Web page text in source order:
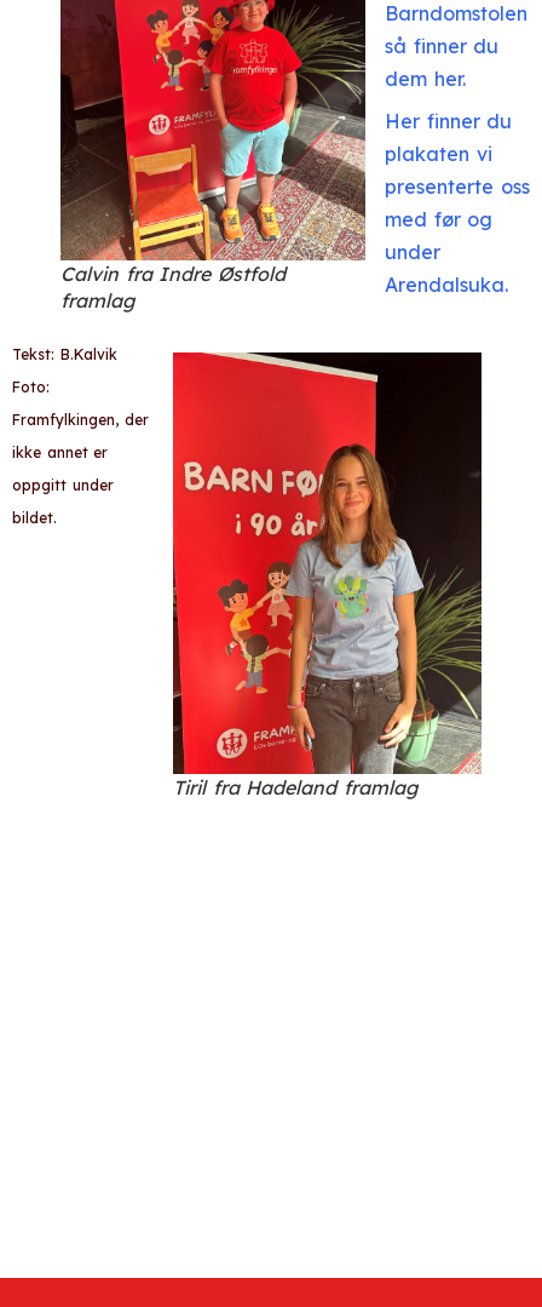
Calvin fra Indre Østfold
framlag
Tiril fra Hadeland framlag
Barndomstolen
så finner du
dem her.
Her finner du
plakaten vi
presenterte oss
med før og
under
Arendalsuka.
Tekst: B.Kalvik
Foto:
Framfylkingen, der
ikke annet er
oppgitt under
bildet.